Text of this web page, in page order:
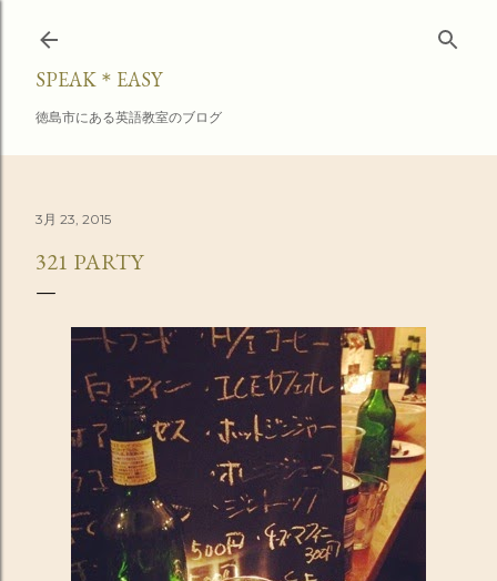
スキップしてメイン コンテンツに移動
SPEAK＊EASY
徳島市にある英語教室のブログ
3月 23, 2015
321 PARTY